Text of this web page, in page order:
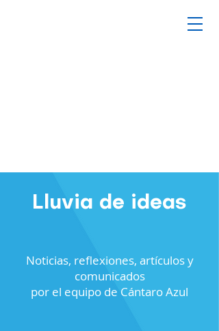
Lluvia de ideas
Noticias, reflexiones, artículos y
comunicados
por el equipo de Cántaro Azul